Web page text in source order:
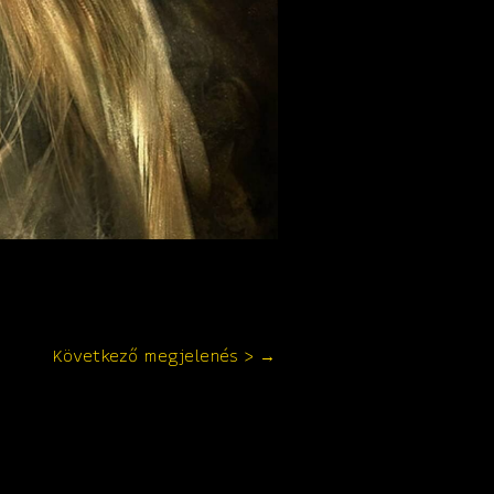
Következő megjelenés > →